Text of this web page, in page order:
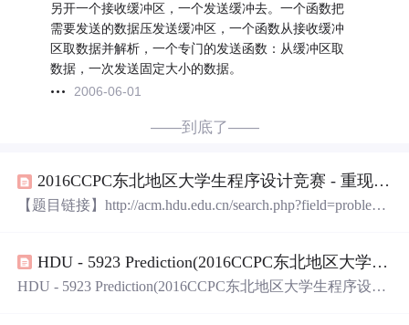
另开一个接收缓冲区，一个发送缓冲去。一个函数把
需要发送的数据压发送缓冲区，一个函数从接收缓冲
区取数据并解析，一个专门的发送函数：从缓冲区取
数据，一次发送固定大小的数据。
2006-06-01
——到底了——
2016CCPC东北地区大学生程序设计竞赛 - 重现赛 部分题解
【题目链接】http://acm.hdu.edu.cn/search.php?field=problem
C%C6%BE%BA%C8%FC+-+%D6%D8%CF%D6%C8%FC
&source=1&searchmode=source 【1001
HDU - 5923 Prediction(2016CCPC东北地区大学生程序设计竞赛)
HDU - 5923 Prediction(2016CCPC东北地区大学生程序设计